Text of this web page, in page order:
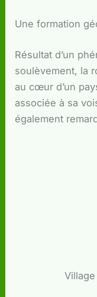
Une formation
Résultat d’un
soulèvement, la
au cœur d’un
associée à sa
également